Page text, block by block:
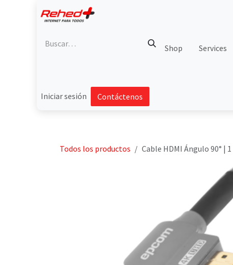
Shop Services
Iniciar sesión Contáctenos
Todos los productos Cable HDMI Ángulo 90° |